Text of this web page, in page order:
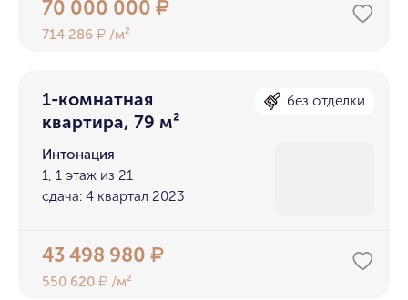
70 000 000₽
714 286₽ /м²
1-комнатная
квартира, 79 м²
без отделки
Интонация
1, 1 этаж из 21
сдача: 4 квартал 2023
43 498 980₽
550 620₽ /м²